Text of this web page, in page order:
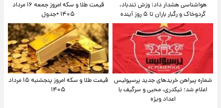
هواشناسی هشدار داد: وزش تندباد،
گردوخاک و رگبار باران تا ۵ روز آینده
قیمت طلا و سکه امروز جمعه ۱۶ مرداد
۱۴۰۵ +جدول
شماره پیراهن خریدهای جدید پرسپولیس
اعلام شد؛ تیکدری، محبی و سرگیف با
اعداد ویژه
قیمت طلا و سکه امروز پنجشنبه ۱۵ مرداد
۱۴۰۵